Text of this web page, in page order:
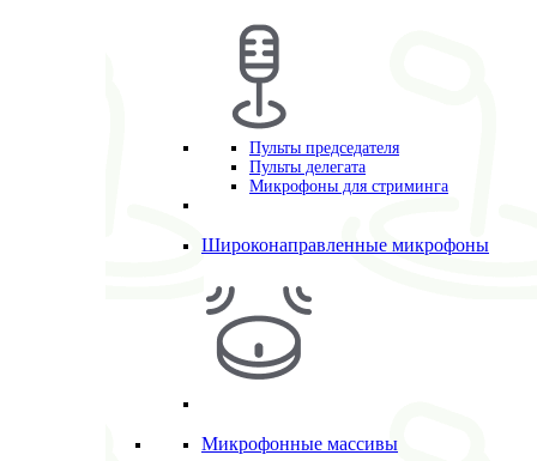
Пульты председателя
Пульты делегата
Микрофоны для стриминга
Широконаправленные микрофоны
Микрофонные массивы